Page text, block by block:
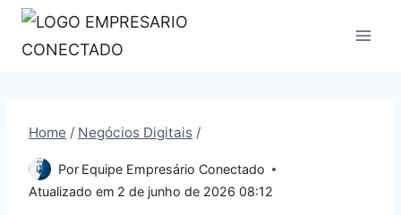
Pular
para
Home / Negócios Digitais /
Por Equipe Empresário Conectado
Atualizado em 2 de junho de 2026 08:12